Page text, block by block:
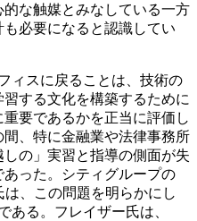
な触媒とみなしている一方
必要になると認識してい
ィスに戻ることは、技術の
する文化を構築するために
要であるかを正当に評価し
、特に金融業や法律事務所
の」実習と指導の側面が失
った。シティグループの
、この問題を明らかにし
ある。フレイザー氏は、